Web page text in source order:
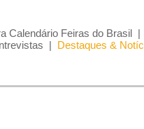
Calendário Feiras do Brasil |
| Destaques &